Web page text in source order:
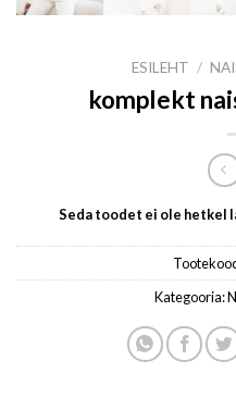
ESILEHT /
komplekt
Seda toodet ei ole hetkel
Kategooria: